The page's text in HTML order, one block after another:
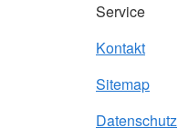
Service
Kontakt
Sitemap
Datenschutz